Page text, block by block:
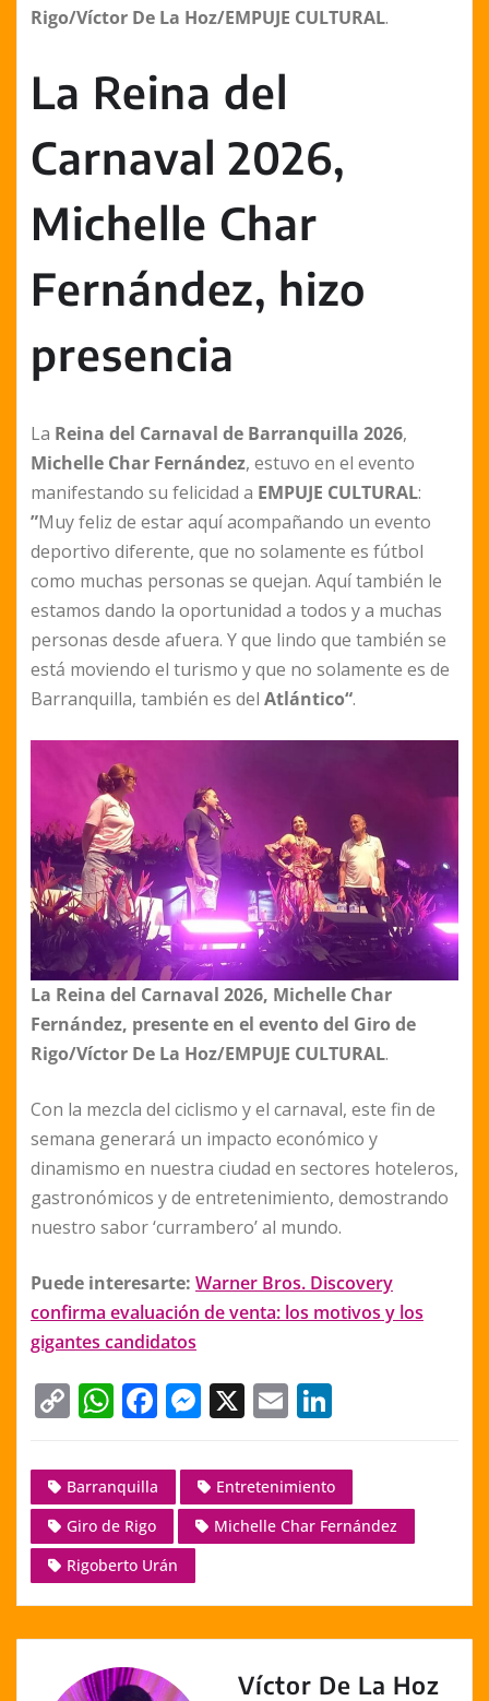
Rigo/Víctor De La Hoz/EMPUJE CULTURAL.
La Reina del
Carnaval 2026,
Michelle Char
Fernández, hizo
presencia
La Reina del Carnaval de Barranquilla 2026,
Michelle Char Fernández, estuvo en el evento
manifestando su felicidad a EMPUJE CULTURAL:
”Muy feliz de estar aquí acompañando un evento
deportivo diferente, que no solamente es fútbol
como muchas personas se quejan. Aquí también le
estamos dando la oportunidad a todos y a muchas
personas desde afuera. Y que lindo que también se
está moviendo el turismo y que no solamente es de
Barranquilla, también es del Atlántico“.
La Reina del Carnaval 2026, Michelle Char
Fernández, presente en el evento del Giro de
Rigo/Víctor De La Hoz/EMPUJE CULTURAL.
Con la mezcla del ciclismo y el carnaval, este fin de
semana generará un impacto económico y
dinamismo en nuestra ciudad en sectores hoteleros,
gastronómicos y de entretenimiento, demostrando
nuestro sabor ‘currambero’ al mundo.
Puede interesarte: Warner Bros. Discovery
confirma evaluación de venta: los motivos y los
gigantes candidatos
C
p
y
Li
n
k
W
at
s
A
p
p
F
c
e
b
o
o
k
M
ss
e
n
er
X E
ai
l
k
e
dI
Barranquilla
Entretenimiento
Giro de Rigo
Michelle Char Fernández
Rigoberto Urán
Víctor De La Hoz